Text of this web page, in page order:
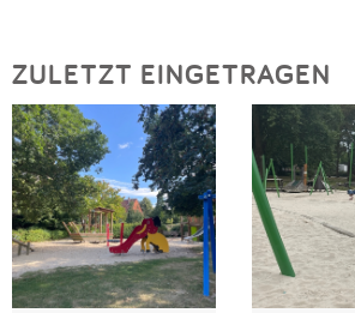
ZULETZT EINGETRAGEN